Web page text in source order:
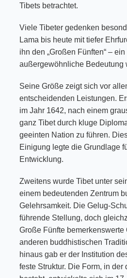
Tibets betrachtet.
Viele Tibeter gedenken
Lama bis heute mit tiefer
ihn den „Großen Fünften“ –
außergewöhnliche Bedeutung
Seine Größe zeigt sich vor
entscheidenden Leistungen.
im Jahr 1642, nach einem
ganz Tibet durch kluge
geeinten Nation zu führen.
Einigung legte die Grundlage
Entwicklung.
Zweitens wurde Tibet unter
einem bedeutenden Zentrum
Gelehrsamkeit. Die Gelug-
führende Stellung, doch
Große Fünfte bemerkenswerte
anderen buddhistischen
hinaus gab er der Institution
feste Struktur. Die Form, in der